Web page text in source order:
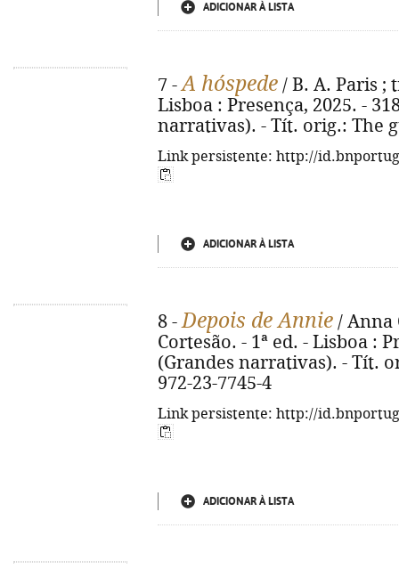
ADICIONAR À LISTA
7 -A hóspede / B. A. Paris ;
Lisboa : Presença, 2025. -
narrativas). - Tít. orig.: The
Link persistente: http://
ADICIONAR À LISTA
8 -Depois de Annie / Anna
Cortesão. - 1ª ed. - Lisboa :
(Grandes narrativas). - Tít.
972-23-7745-4
Link persistente: http://
ADICIONAR À LISTA